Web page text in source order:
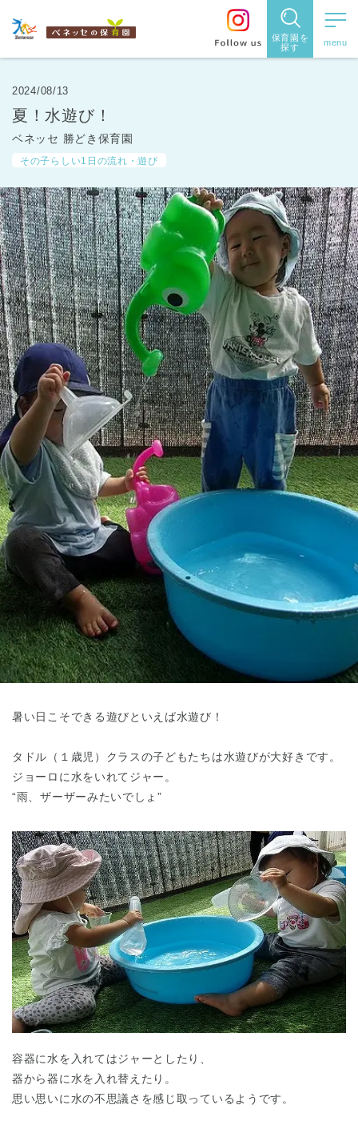
保育園を
探す
保育園を探す
名
す
都道府県
から探す
東京都
東京都 全域
2024/08/13
夏！水遊び！
ベネッセ 勝どき保育園
その子らしい1日の流れ・遊び
暑い日こそできる遊びといえば水遊び！
タドル（１歳児）クラスの子どもたちは水遊びが大好きです。
ジョーロに水をいれてジャー。
“雨、ザーザーみたいでしょ”
容器に水を入れてはジャーとしたり、
器から器に水を入れ替えたり。
思い思いに水の不思議さを感じ取っているようです。